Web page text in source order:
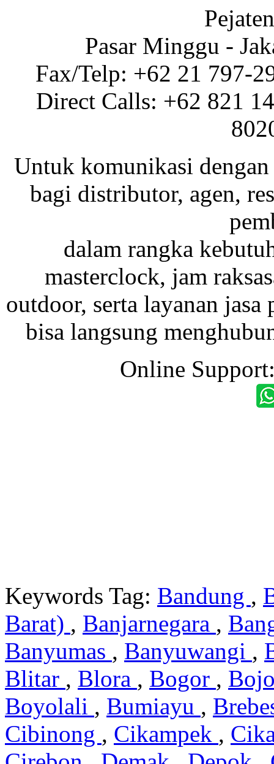
Pasar Minggu -
Fax/Telp: +62 21 797-
Direct Calls: +62 821
Untuk komunikasi dengan
bagi distributor, agen,
dalam rangka
masterclock, jam
outdoor, serta layanan
bisa langsung
Online
Keywords Tag: Bandung ,
Barat) , Banjarnegara ,
Banyumas , Banyuwangi ,
Blitar , Blora , Bogor ,
Boyolali , Bumiayu ,
Cibinong , Cikampek ,